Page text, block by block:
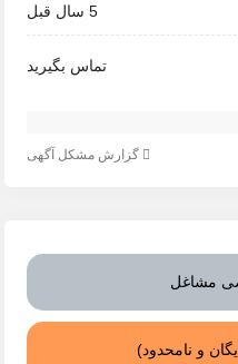
5 سال قبل
تماس بگیرید
گزارش مشکل آگهی
مشاغل
و نامحدود)